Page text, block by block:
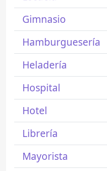
Gimnasio
Hamburguesería
Heladería
Hospital
Hotel
Librería
Mayorista